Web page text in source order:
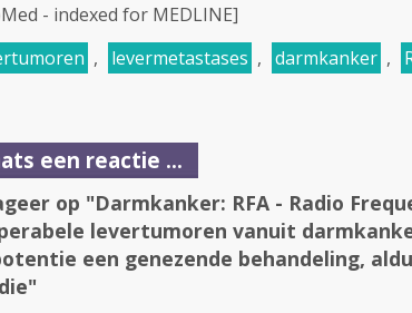
- indexed for MEDLINE]
, levermetastases , darmkanker ,
een reactie ...
op "Darmkanker: RFA - Radio
levertumoren vanuit
een genezende behandeling,